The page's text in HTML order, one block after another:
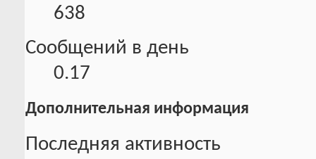
638
Сообщений в день
0.17
Дополнительная информация
Последняя активность